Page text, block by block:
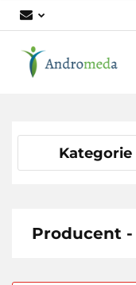
Kategorie
Producent